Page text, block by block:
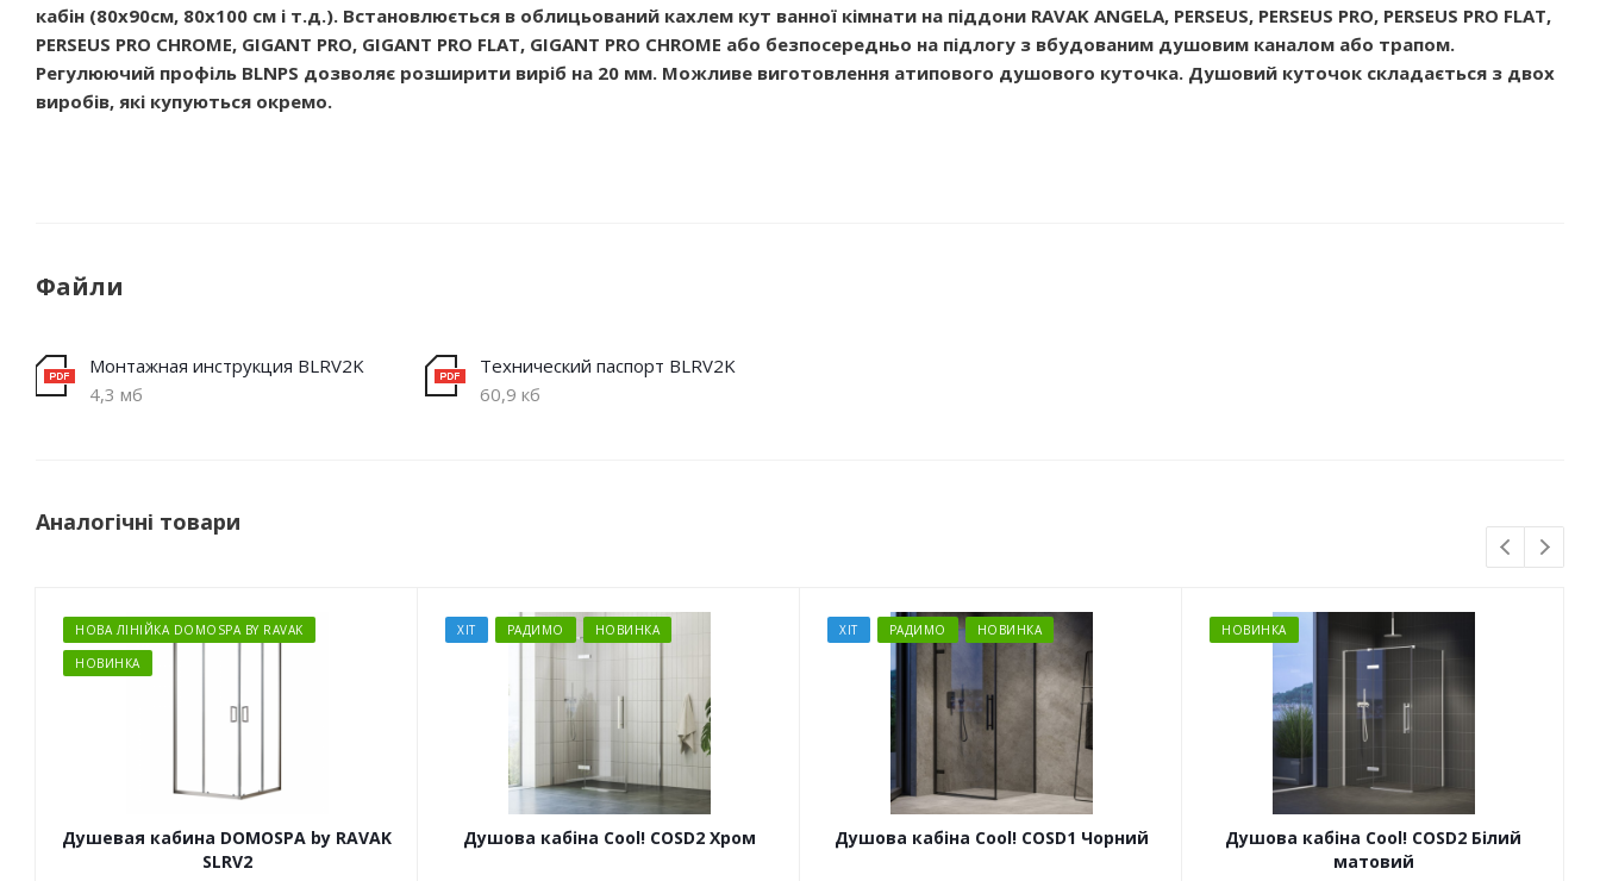
кабін (80х90см, 80х100 см і т.д.). Встановлюється в облицьований кахлем кут ванної кімнати на піддони RAVAK ANGELA, PERSEUS, PERSEUS PRO, PERSEUS PRO FLAT,
PERSEUS PRO CHROME, GIGANT PRO, GIGANT PRO FLAT, GIGANT PRO CHROME або безпосередньо на підлогу з вбудованим душовим каналом або трапом.
Регулюючий профіль BLNPS дозволяє розширити виріб на 20 мм. Можливе виготовлення атипового душового куточка. Душовий куточок складається з двох
виробів, які купуються окремо.
Файли
Монтажная инструкция BLRV2K
4,3 мб
Технический паспорт BLRV2K
60,9 кб
Аналогічні товари
НОВА ЛІНІЙКА DOMOSPA BY RAVAK
НОВИНКА
Душевая кабина DOMOSPA by RAVAK
SLRV2
ХІТ РАДИМО НОВИНКА
Душова кабіна Cool! COSD2 Хром
ХІТ РАДИМО НОВИНКА
Душова кабіна Cool! COSD1 Чорний
НОВИНКА
Душова кабіна Cool! COSD2 Білий
матовий